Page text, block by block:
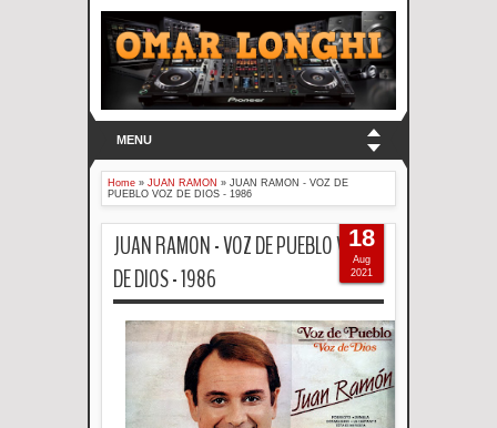
MENU
Home » JUAN RAMON » JUAN RAMON - VOZ DE
PUEBLO VOZ DE DIOS - 1986
JUAN RAMON - VOZ DE PUEBLO VOZ
DE DIOS - 1986
18
Aug
2021